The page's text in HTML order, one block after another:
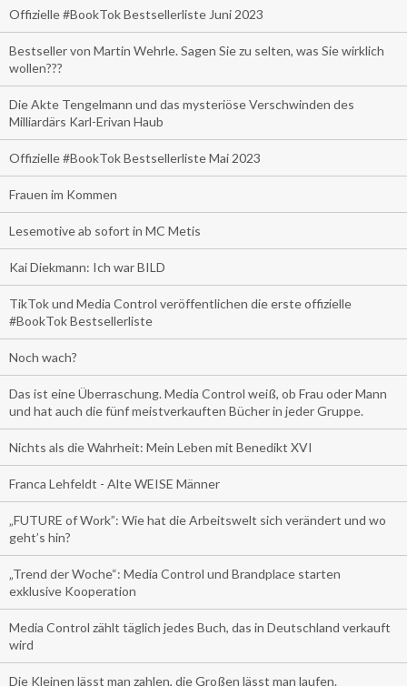
Offizielle #BookTok Bestsellerliste Juni 2023
Bestseller von Martin Wehrle. Sagen Sie zu selten, was Sie wirklich
wollen???
Die Akte Tengelmann und das mysteriöse Verschwinden des
Milliardärs Karl-Erivan Haub
Offizielle #BookTok Bestsellerliste Mai 2023
Frauen im Kommen
Lesemotive ab sofort in MC Metis
Kai Diekmann: Ich war BILD
TikTok und Media Control veröffentlichen die erste offizielle
#BookTok Bestsellerliste
Noch wach?
Das ist eine Überraschung. Media Control weiß, ob Frau oder Mann
und hat auch die fünf meistverkauften Bücher in jeder Gruppe.
Nichts als die Wahrheit: Mein Leben mit Benedikt XVI
Franca Lehfeldt - Alte WEISE Männer
„FUTURE of Work”: Wie hat die Arbeitswelt sich verändert und wo
geht’s hin?
„Trend der Woche“: Media Control und Brandplace starten
exklusive Kooperation
Media Control zählt täglich jedes Buch, das in Deutschland verkauft
wird
Die Kleinen lässt man zahlen, die Großen lässt man laufen.